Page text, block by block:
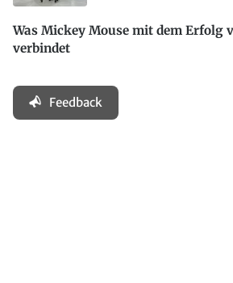
Was Mickey Mouse mit dem Erfolg
verbindet
Feedback